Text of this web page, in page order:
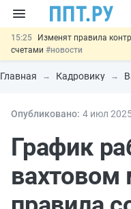
15:25
Изменят правила
счетами #новости
14:44 Минцифры предлагает
13:16 Могут разрешить
11:31
Важно
отношений #новости
Главная Кадровику
Опубликовано: 4 июл
График
вахтовом